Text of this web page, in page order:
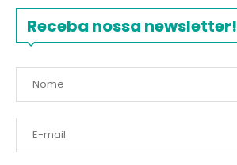
Receba nossa newsletter!